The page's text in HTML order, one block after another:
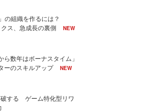
の組織を作るには？
ス、急成長の裏側
NEW
ら数年はボーナスタイム」
ーのスキルアップ
NEW
する ゲーム特化型リワ